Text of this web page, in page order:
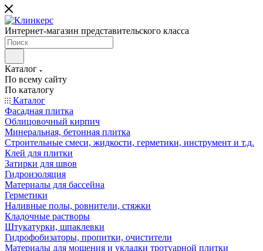
Интернет-магазин представительского класса
Каталог
По всему сайту
По каталогу
Каталог
Фасадная плитка
Облицовочный кирпич
Минеральная, бетонная плитка
Строительные смеси, жидкости, герметики, инструмент и т.д.
Клей для плитки
Затирки для швов
Гидроизоляция
Материалы для бассейна
Герметики
Наливные полы, ровнители, стяжки
Кладочные растворы
Штукатурки, шпаклевки
Гидрофобизаторы, пропитки, очистители
Материалы для мощения и укладки тротуарной плитки